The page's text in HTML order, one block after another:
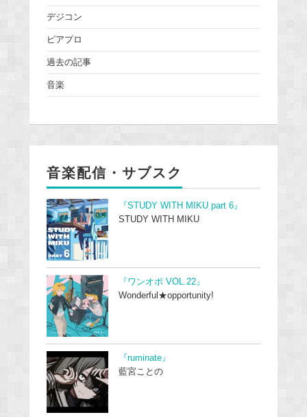
デジコン
ピアプロ
過去の記事
音楽
音楽配信・サブスク
『STUDY WITH MIKU part 6』
STUDY WITH MIKU
『ワンオポ VOL.22』
Wonderful★opportunity!
『ruminate』
藍宮ことの